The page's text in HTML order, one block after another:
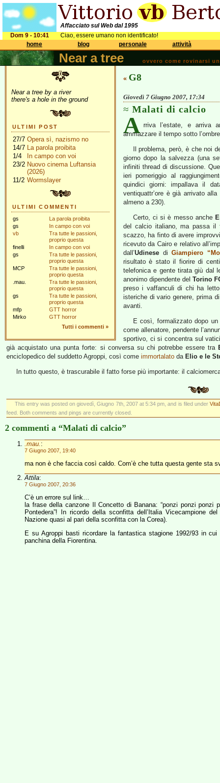
Affacciato sul Web dal 1995
Dom 9 - 10:41
Ciao, essere umano non identificato!
home
blog personale attività
Near a tree ovvero come rovinarsi
Near a tree by a river
there's a hole in the ground
ULTIMI POST
27/7 Opera sì, nazismo no
14/7 La parola proibita
1/4
In campo con voi
23/2 Nuovo cinema Luftansia
(2026)
11/2 Wormslayer
ULTIMI COMMENTI
gs
La parola proibita
gs
In campo con voi
vb
Tra tutte le passioni,
proprio questa
finelli
In campo con voi
gs
Tra tutte le passioni,
proprio questa
MCP
Tra tutte le passioni,
proprio questa
.mau.
Tra tutte le passioni,
proprio questa
gs
Tra tutte le passioni,
proprio questa
mfp
GTT horror
Mirko
GTT horror
Tutti i commenti »
« G8
Giovedì 7 Giugno 2007, 17:34
Malati di calcio
A rriva l’estate, e arriva
ammazzare il tempo sotto
Il problema, però, è che noi
giorno dopo la salvezza (una
infiniti thread di discussione.
ieri pomeriggio al
quindici giorni: impallava il
ventiquattr’ore è già arrivato
almeno a 230).
Certo, ci si è messo anche
del calcio italiano, ma passa il
scazzo, ha finto di avere
ricevuto da Cairo e relativo
dall’Udinese diGiampiero
risultato è stato il fiorire di
telefonica e gente tirata giù dal
anonimo dipendente del Torino
preso i vaffanculi di chi ha
isteriche di vario genere, prima
avanti.
E così, formalizzato dopo
come allenatore, pendente
sportivo, ci si concentra sul
già acquistato una punta forte: si conversa su chi potrebbe essere tra
enciclopedico del suddetto Agroppi, così come immortalato da Elio e le
In tutto questo, è trascurabile il fatto forse più importante: il
This entry was posted on giovedì, Giugno 7th, 2007 at 5:34 pm, and is filed under
feed. Both comments and pings are currently closed.
2 commenti a “Malati di calcio”
.mau. :
7 Giugno 2007, 19:40
ma non è che faccia così caldo. Com’è che tutta questa gente sta
Attila:
7 Giugno 2007, 20:36
C’è un errore sul link…
la frase della canzone Il Concetto di Banana: “ponzi ponzi ponzi
Pontedera”! In ricordo della sconfitta dell’Italia Vicecampione
Nazione quasi al pari della sconfitta con la Corea).
E su Agroppi basti ricordare la fantastica stagione 1992/93 in
panchina della Fiorentina.